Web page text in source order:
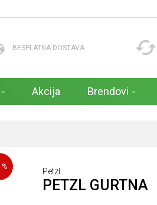
BESPLATNA DOSTAVA
Akcija Brendovi
% Petzl
PETZL GURTNA